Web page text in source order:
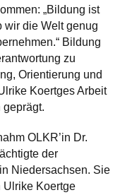
„Bildung ist
wir die Welt genug
Bildung
zu
Orientierung und
Koertges Arbeit
OLKR’in Dr.
der
Niedersachsen. Sie
Ulrike Koertge